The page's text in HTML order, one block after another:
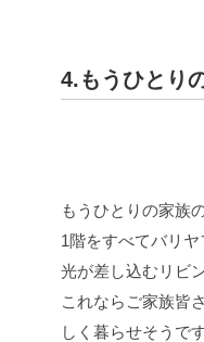
4.もうひとり
もうひとりの家族
1階をすべてバリ
光が差し込むリビ
これならご家族皆
しく暮らせそうです